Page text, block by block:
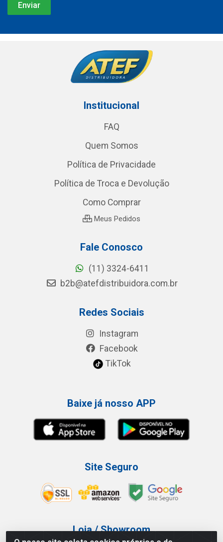
Institucional
FAQ
Quem Somos
Política de Privacidade
Política de Troca e Devolução
Como Comprar
Meus Pedidos
Fale Conosco
(11) 3324-6411
b2b@atefdistribuidora.com.br
Redes Sociais
Instagram
Facebook
TikTok
Baixe já nosso APP
Site Seguro
Loja / Showroom